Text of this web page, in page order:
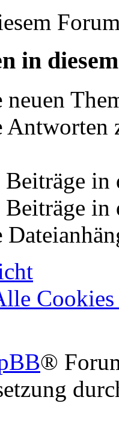
in
neuen
Antworten
Beiträge
Beiträge
Cookies
®